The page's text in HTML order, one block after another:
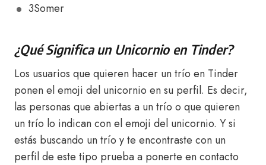
3Somer
¿Qué Significa un Unicornio en Tinder?
Los usuarios que quieren hacer un trío en Tinder
ponen el emoji del unicornio en su perfil. Es decir,
las personas que abiertas a un trío o que quieren
un trío lo indican con el emoji del unicornio. Y si
estás buscando un trío y te encontraste con un
perfil de este tipo prueba a ponerte en contacto